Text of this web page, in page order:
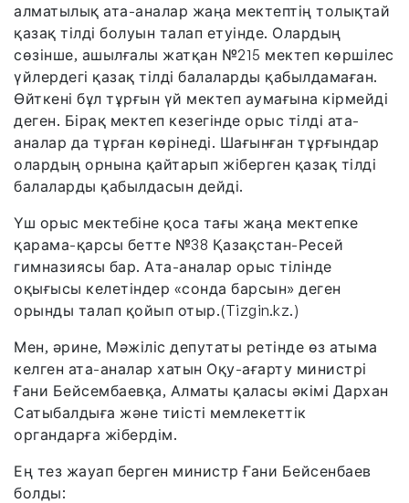
алматылық ата-аналар жаңа мектептің толықтай
қазақ тілді болуын талап етуінде. Олардың
сөзінше, ашылғалы жатқан №215 мектеп көршілес
үйлердегі қазақ тілді балаларды қабылдамаған.
Өйткені бұл тұрғын үй мектеп аумағына кірмейді
деген. Бірақ мектеп кезегінде орыс тілді ата-
аналар да тұрған көрінеді. Шағынған тұрғындар
олардың орнына қайтарып жіберген қазақ тілді
балаларды қабылдасын дейді.
Үш орыс мектебіне қоса тағы жаңа мектепке
қарама-қарсы бетте №38 Қазақстан-Ресей
гимназиясы бар. Ата-аналар орыс тілінде
оқығысы келетіндер «сонда барсын» деген
орынды талап қойып отыр.(Tizgin.kz.)
Мен, әрине, Мәжіліс депутаты ретінде өз атыма
келген ата-аналар хатын Оқу-ағарту министрі
Ғани Бейсембаевқа, Алматы қаласы әкімі Дархан
Сатыбалдыға және тиісті мемлекеттік
органдарға жібердім.
Ең тез жауап берген министр Ғани Бейсенбаев
болды: